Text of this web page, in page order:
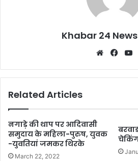
Khabar 24
Website
Related Articles
नगाड़े की थाप पर आदिवासी
समुदाय के महिला-पुरुष, युवक
-युवतियां जमकर थिरके
March 22, 2022